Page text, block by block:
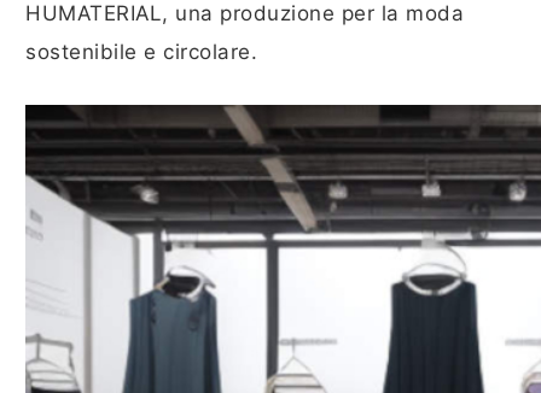
HUMATERIAL, una produzione per la moda
sostenibile e circolare.